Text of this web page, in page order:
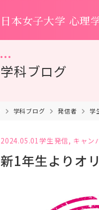
日本女子大学 心理
学科ブログ
学科ブログ 発信者 学
2024.05.01 学生発信, キャン
新1年生よりオ